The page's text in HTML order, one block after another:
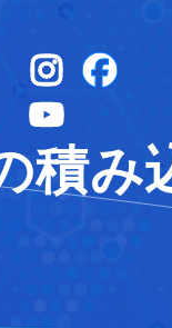
instagram
YouTube
積み